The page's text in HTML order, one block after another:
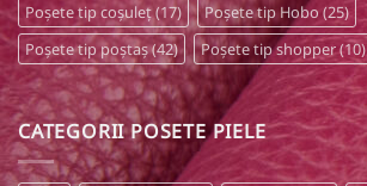
Poșete tip coșuleț(17) Poșete tip Hobo (25)
Poșete tip poștaș(42) Poșete tip shopper(10)
CATEGORII POSETE PIELE